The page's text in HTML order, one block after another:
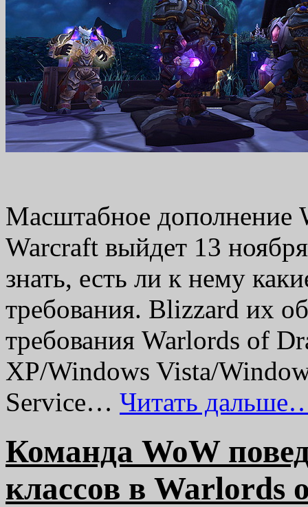
Масштабное дополнение
Warcraft выйдет 13
знать, есть ли к нему
требования. Blizzard их
требования Warlords of
XP/Windows Vista/
Service… Читать
Команда WoW
классов в Warlords